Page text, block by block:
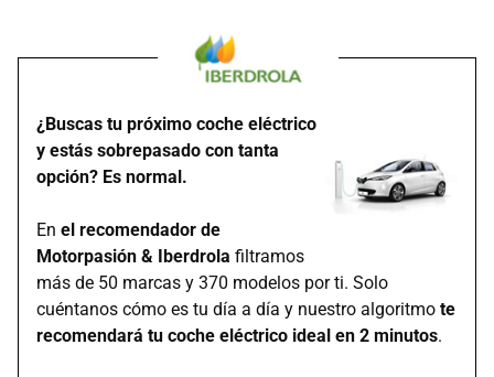
¿Buscas tu próximo coche eléctrico
y estás sobrepasado con tanta
opción? Es normal.
En el recomendador de
Motorpasión & Iberdrola filtramos
más de 50 marcas y 370 modelos por ti. Solo
cuéntanos cómo es tu día a día y nuestro algoritmo te
recomendará tu coche eléctrico ideal en 2 minutos.